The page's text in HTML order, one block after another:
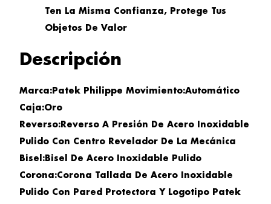
Ten La Misma Confianza, Protege Tus
Objetos De Valor
Descripción
Marca:Patek Philippe Movimiento:Automático
Caja:Oro
Reverso:Reverso A Presión De Acero Inoxidable
Pulido Con Centro Revelador De La Mecánica
Bisel:Bisel De Acero Inoxidable Pulido
Corona:Corona Tallada De Acero Inoxidable
Pulido Con Pared Protectora Y Logotipo Patek